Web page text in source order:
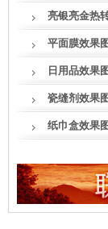
亮银亮金热
平面膜效果图
日用品效果图
瓷缝剂效果图
纸巾盒效果图